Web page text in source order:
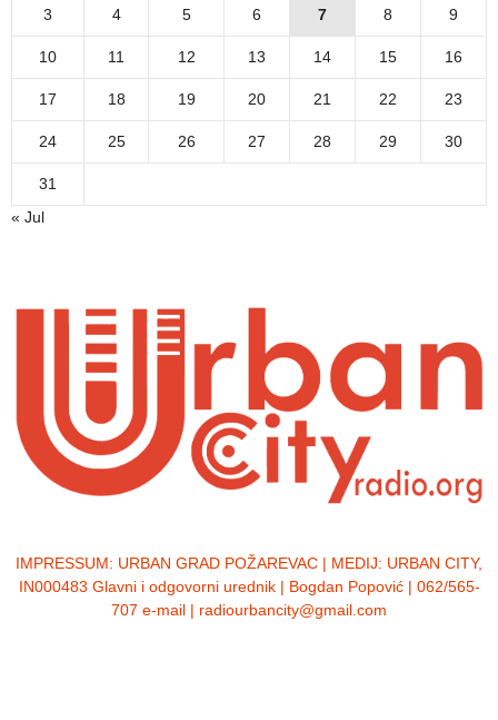
3 4 5 6 7 8 9
10 11 12 13 14 15 16
17 18 19 20 21 22 23
24 25 26 27 28 29 30
31
« Jul
IMPRESSUM: URBAN GRAD POŽAREVAC | MEDIJ: URBAN CITY,
IN000483 Glavni i odgovorni urednik | Bogdan Popović | 062/565-
707 e-mail | radiourbancity@gmail.com